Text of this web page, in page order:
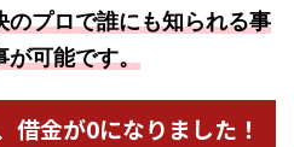
プロで誰にも知られる事
が可能です。
借金が0になりました！